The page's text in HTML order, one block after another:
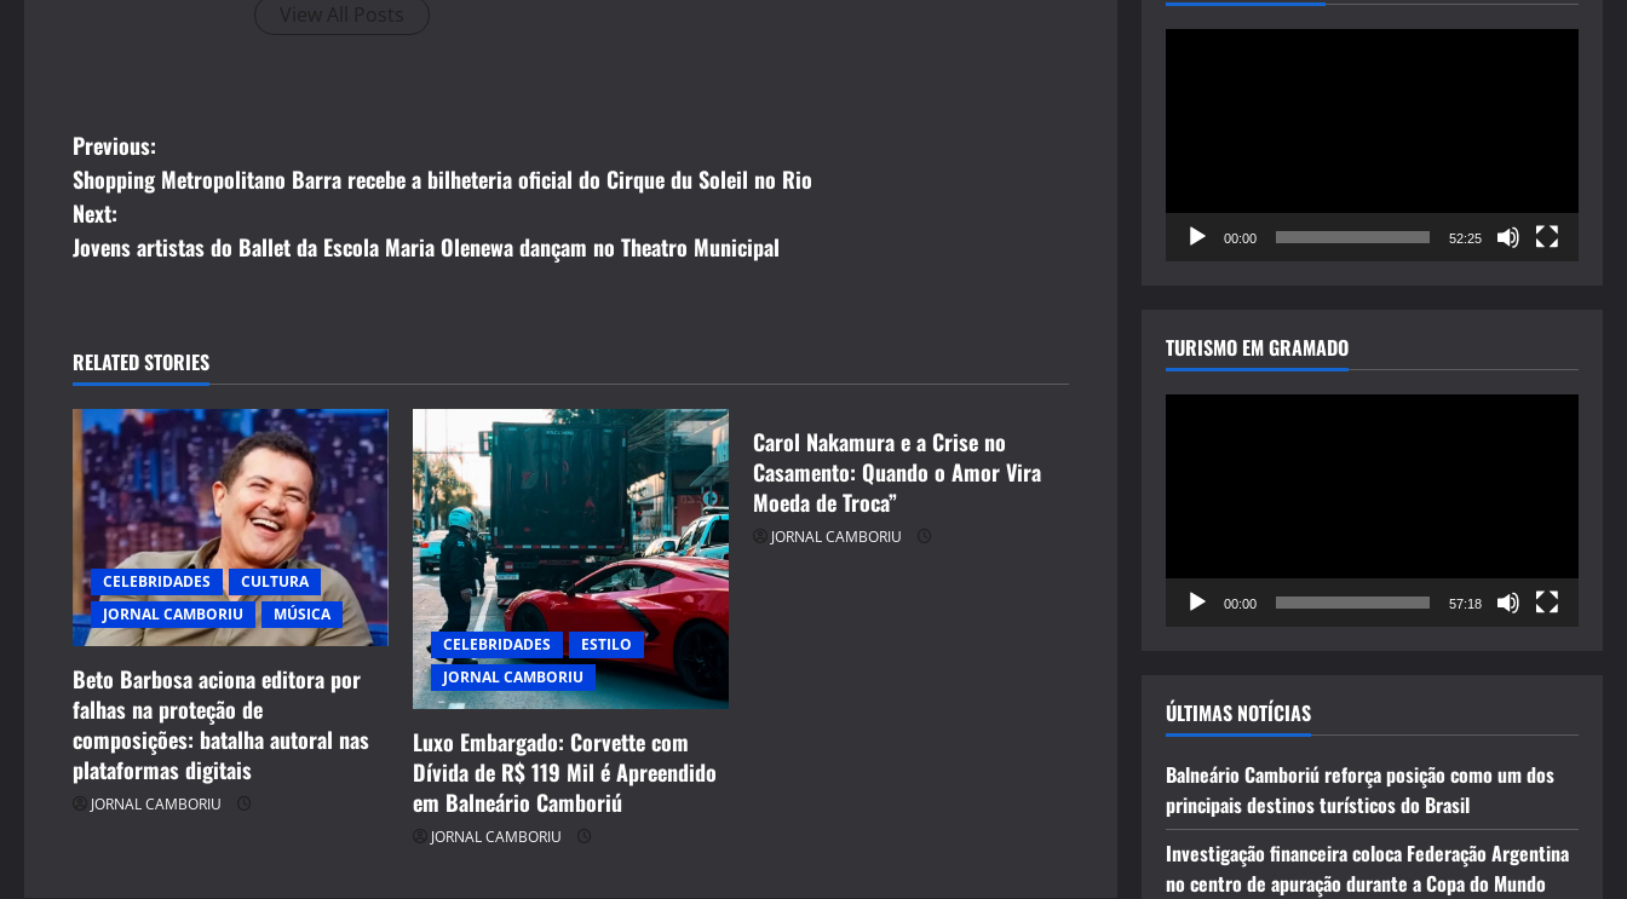
View All Posts
P
o
s
n
a
v
i
g
a
t
i
o
n
Previous:
Shopping Metropolitano Barra recebe a bilheteria oficial do Cirque du Soleil no Rio
Next:
Jovens artistas do Ballet da Escola Maria Olenewa dançam no Theatro Municipal
RELATED STORIES
CELEBRIDADES
CULTURA
JORNAL CAMBORIU
MÚSICA
Beto Barbosa aciona editora por
falhas na proteção de
composições: batalha autoral nas
plataformas digitais
JORNAL CAMBORIU
CELEBRIDADES
ESTILO
JORNAL CAMBORIU
Luxo Embargado: Corvette com
Dívida de R$ 119 Mil é Apreendido
em Balneário Camboriú
JORNAL CAMBORIU
Carol Nakamura e a Crise no
Casamento: Quando o Amor Vira
Moeda de Troca”
JORNAL CAMBORIU
00:00 52:25
TURISMO EM GRAMADO
00:00 57:18
ÚLTIMAS NOTÍCIAS
Balneário Camboriú reforça posição como um dos
principais destinos turísticos do Brasil
Investigação financeira coloca Federação Argentina
no centro de apuração durante a Copa do Mundo